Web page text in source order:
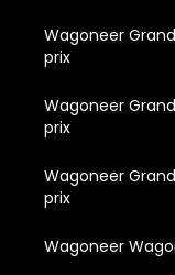
Wagoneer
prix
Wagoneer
prix
Wagoneer
prix
Wagoneer